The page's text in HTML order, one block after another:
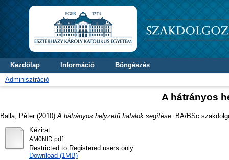
Kezdőlap Információ
Böngészés
Adminisztráció
A hátrányos
Balla, Péter(2010) A hátrányos helyzetű fiatalok segítése.
BA/BSc
Kézirat
AM0NID.pdf
Restricted to Registered users only
Download (1MB)